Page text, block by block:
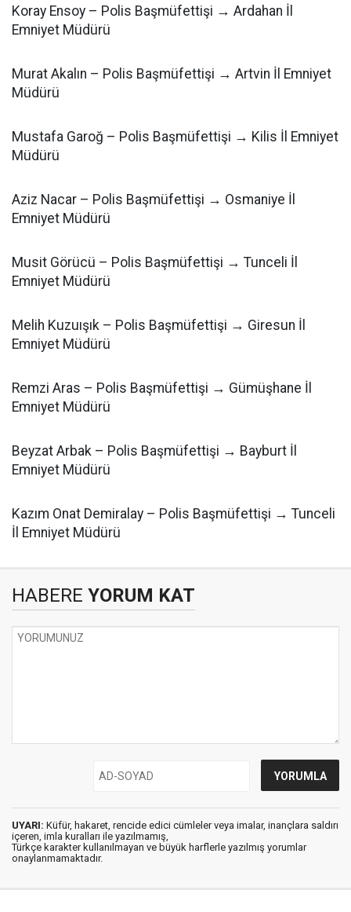
Koray Ensoy – Polis Başmüfettişi → Ardahan İl
Emniyet Müdürü
Murat Akalın – Polis Başmüfettişi → Artvin İl Emniyet
Müdürü
Mustafa Garoğ – Polis Başmüfettişi → Kilis İl Emniyet
Müdürü
Aziz Nacar – Polis Başmüfettişi → Osmaniye İl
Emniyet Müdürü
Musit Görücü – Polis Başmüfettişi → Tunceli İl
Emniyet Müdürü
Melih Kuzuışık – Polis Başmüfettişi → Giresun İl
Emniyet Müdürü
Remzi Aras – Polis Başmüfettişi → Gümüşhane İl
Emniyet Müdürü
Beyzat Arbak – Polis Başmüfettişi → Bayburt İl
Emniyet Müdürü
Kazım Onat Demiralay – Polis Başmüfettişi → Tunceli
İl Emniyet Müdürü
HABERE YORUM KAT
UYARI: Küfür, hakaret, rencide edici cümleler veya imalar, inançlara saldırı
içeren, imla kuralları ile yazılmamış,
Türkçe karakter kullanılmayan ve büyük harflerle yazılmış yorumlar
onaylanmamaktadır.